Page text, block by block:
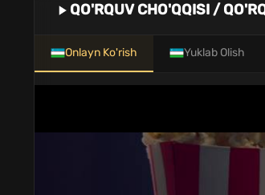
QO'RQUV CHO'QQISI /
Onlayn Ko'rish Yuklab Olish